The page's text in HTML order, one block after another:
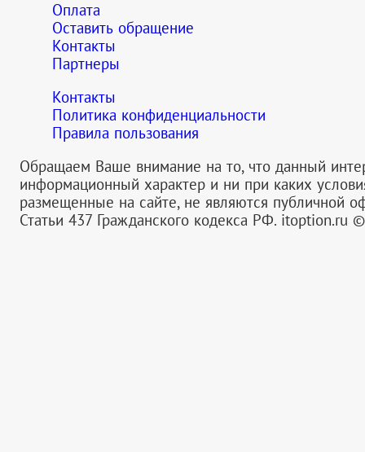
Оплата
Оставить обращение
Контакты
Партнеры
Контакты
Политика конфиденциальности
Правила пользования
Обращаем Ваше внимание на то, что данный
информационный характер и ни при каких
размещенные на сайте, не являются публичной
Статьи 437 Гражданского кодекса РФ. itoption.ru